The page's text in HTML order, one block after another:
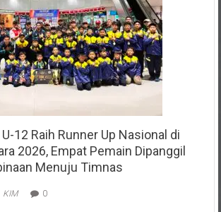
12 Raih Runner Up Nasional di
2026, Empat Pemain Dipanggil
Menuju Timnas
KIM 0